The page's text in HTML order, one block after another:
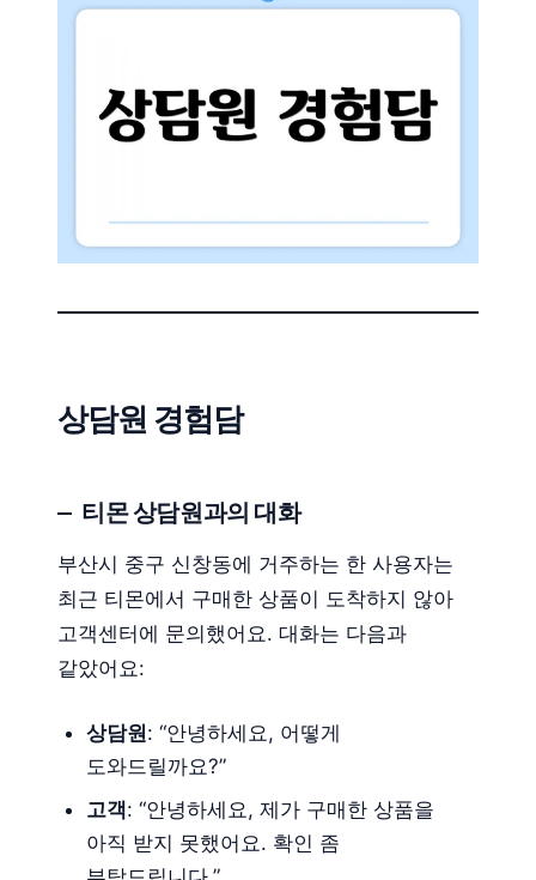
상담원 경험담
티몬 상담원과의 대화
부산시 중구 신창동에 거주하는 한 사용자는
최근 티몬에서 구매한 상품이 도착하지 않아
고객센터에 문의했어요. 대화는 다음과
같았어요:
상담원: “안녕하세요, 어떻게
도와드릴까요?”
고객: “안녕하세요, 제가 구매한 상품을
아직 받지 못했어요. 확인 좀